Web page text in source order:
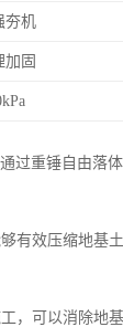
夯机
加固
过重锤自由落
有效压缩地基
，可以消除地